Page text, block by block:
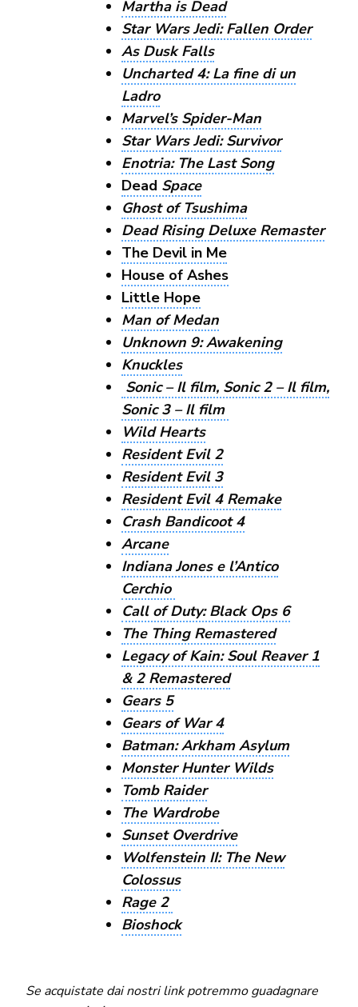
Martha is Dead
Star Wars Jedi: Fallen Order
As Dusk Falls
Uncharted 4: La fine di un
Ladro
Marvel’s Spider-Man
Star Wars Jedi: Survivor
Enotria: The Last Song
Dead Space
Ghost of Tsushima
Dead Rising Deluxe Remaster
The Devil in Me
House of Ashes
Little Hope
Man of Medan
Unknown 9: Awakening
Knuckles
Sonic – Il film, Sonic 2 – Il film,
Sonic 3 – Il film
Wild Hearts
Resident Evil 2
Resident Evil 3
Resident Evil 4 Remake
Crash Bandicoot 4
Arcane
Indiana Jones e l’Antico
Cerchio
Call of Duty: Black Ops 6
The Thing Remastered
Legacy of Kain: Soul Reaver 1
& 2 Remastered
Gears 5
Gears of War 4
Batman: Arkham Asylum
Monster Hunter Wilds
Tomb Raider
The Wardrobe
Sunset Overdrive
Wolfenstein II: The New
Colossus
Rage 2
Bioshock
Se acquistate dai nostri link potremmo guadagnare